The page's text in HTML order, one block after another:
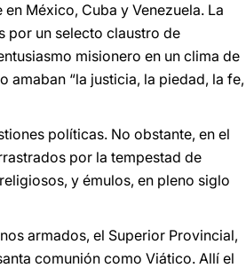
México, Cuba y Venezuela. La
por un selecto claustro de
misionero en un clima de
amaban “la justicia, la piedad, la fe,
políticas. No obstante, en el
por la tempestad de
y émulos, en pleno siglo
armados, el Superior Provincial,
comunión como Viático. Allí el